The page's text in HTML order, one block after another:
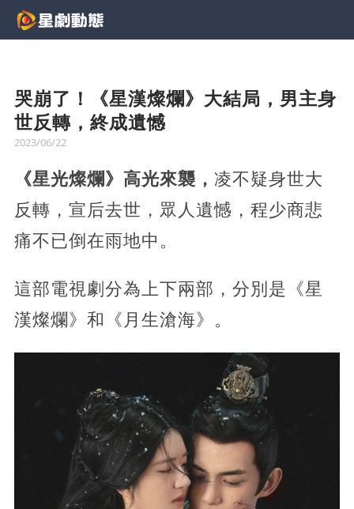
哭崩了！《星漢燦爛》大結局，男主身
世反轉，終成遺憾
2023/06/22
《星光燦爛》高光來襲， 凌不疑身世大
反轉，宣后去世，眾人遺憾，程少商悲
痛不已倒在雨地中。
這部電視劇分為上下兩部，分別是《星
漢燦爛》和《月生滄海》。